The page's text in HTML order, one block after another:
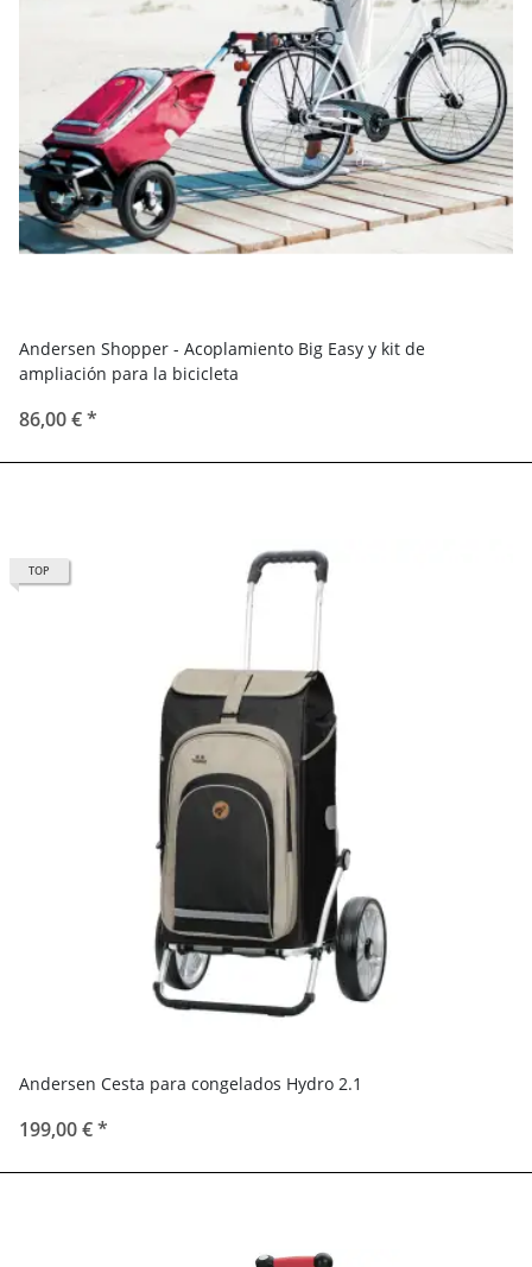
Andersen Shopper - Acoplamiento Big Easy y kit de
ampliación para la bicicleta
86,00 €*
TOP
Andersen Cesta para congelados Hydro 2.1
199,00 €*